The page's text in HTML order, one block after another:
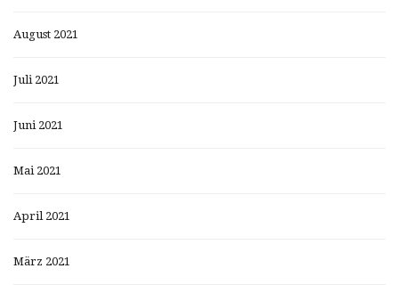
August 2021
Juli 2021
Juni 2021
Mai 2021
April 2021
März 2021